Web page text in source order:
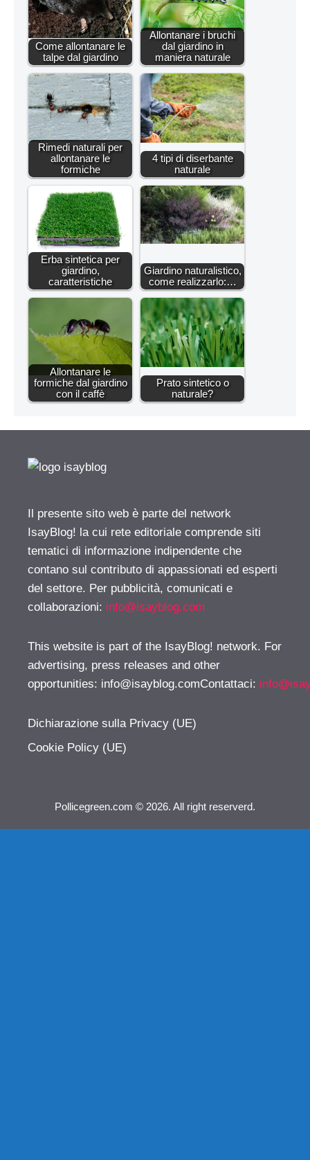
Come allontanare le
talpe dal giardino
Allontanare i bruchi
dal giardino in
maniera naturale
Rimedi naturali per
allontanare le
formiche
4 tipi di diserbante
naturale
Erba sintetica per
giardino,
caratteristiche
Giardino naturalistico,
come realizzarlo:…
Allontanare le
formiche dal giardino
con il caffè
Prato sintetico o
naturale?
Il presente sito web è parte del network
IsayBlog! la cui rete editoriale comprende siti
tematici di informazione indipendente che
contano sul contributo di appassionati ed esperti
del settore. Per pubblicità, comunicati e
collaborazioni: info@isayblog.com
This website is part of the IsayBlog! network. For
advertising, press releases and other
opportunities: info@isayblog.comContattaci:
Dichiarazione sulla Privacy (UE)
Cookie Policy (UE)
Pollicegreen.com © 2026. All right reserverd.